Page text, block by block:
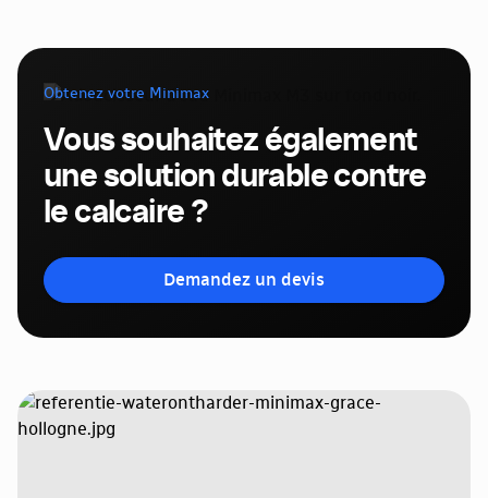
Obtenez votre Minimax
Vous souhaitez également
une solution durable contre
le calcaire ?
Demandez un devis